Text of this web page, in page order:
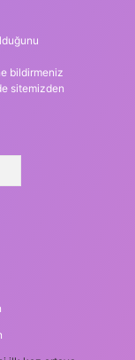
bildirmeniz
sitemizden